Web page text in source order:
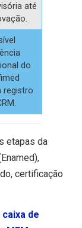
até
do
registro
etapas da
certificação
de